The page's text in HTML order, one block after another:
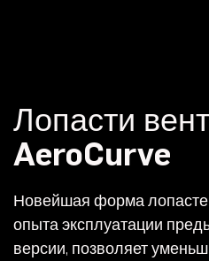
Лопасти
AeroCurve
Новейшая форма
опыта эксплуатации
версии, позволяет